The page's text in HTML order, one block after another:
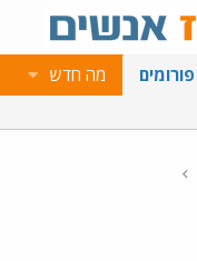
פורומים מה חדש